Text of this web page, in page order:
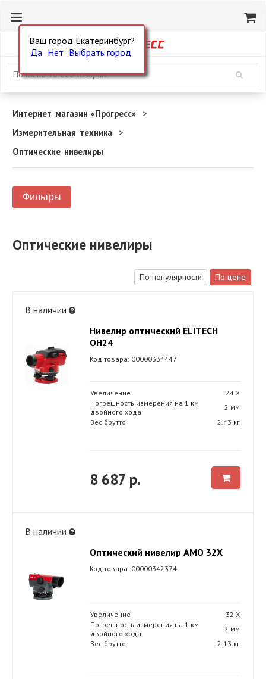
Ваш город Екатеринбург?
Да Нет Выбрать город
Интернет магазин «Прогресс»
Измерительная техника
Оптические нивелиры
Фильтры
Оптические нивелиры
По популярности По цене
В наличии
Нивелир оптический ELITECH
ОН24
Код товара: 00000334447
Увеличение
24 Х
Погрешность измерения на 1 км
двойного хода
2 мм
Вес брутто
2.43 кг
8 687 р.
В наличии
Оптический нивелир AMO 32X
Код товара: 00000342374
Увеличение
32 Х
Погрешность измерения на 1 км
двойного хода
2 мм
Вес брутто
2.13 кг